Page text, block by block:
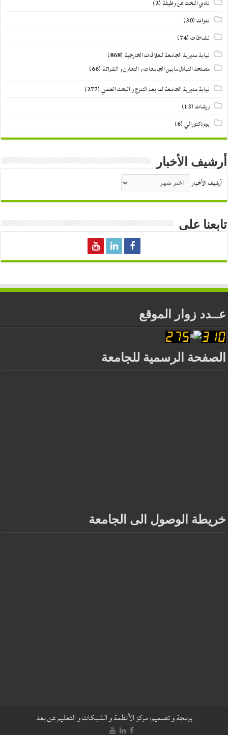
نادي البحث عن وظيفة (2)
ندوات(30)
نشاطات(74)
نيابة مديرية الجامعة للعلاقات الخارجية (868)
مصلحة التبادل مابين الجامعات و التعاون و الشراكة (66)
نيابة مديرية الجامعة لما بعد التدرج و البحث العلمي(277)
ورشات(13)
يوم دكتورالي(6)
أرشيف الأخبار
أرشيف الأخبار
تابعنا على
عــدد زوار الموقع
الصفحة الرسمية للجامعة
خريطة الوصول الى الجامعة
برمجة و تصميم:مركز الأنظمة و الشبكات و التعليم عن بعد